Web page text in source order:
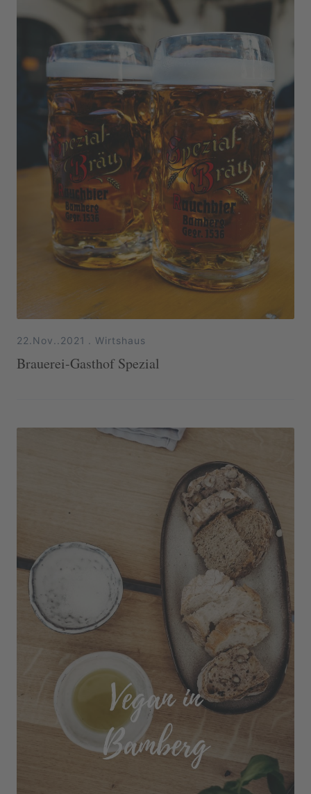
22.Nov..2021 Wirtshaus
Brauerei-Gasthof Spezial